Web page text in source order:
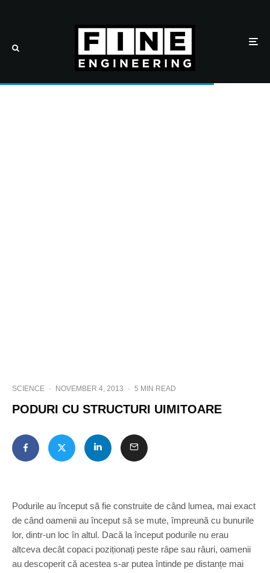
SCIENCE · NOVEMBER 4, 2013 · 5 MIN READ
PODURI CU STRUCTURI UIMITOARE
Podurile au început să fie construite de când lumea, mai exact
de când oamenii au început să se mute, împreună cu bunurile
lor, dintr-un loc în altul. Dacă la început podurile nu erau
altceva decât copaci poziționați peste râpe sau râuri, oamenii
au descoperit că acestea s-ar putea întinde pe distanțe mai